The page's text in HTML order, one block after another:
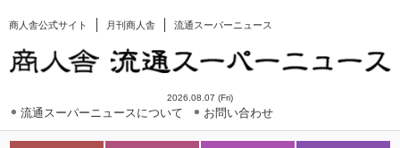
商人舎公式サイト 月刊商人舎 流通スーパーニュース
2026.08.07 (Fri)
流通スーパーニュースについて お問い合わせ